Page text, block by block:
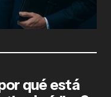
qué está